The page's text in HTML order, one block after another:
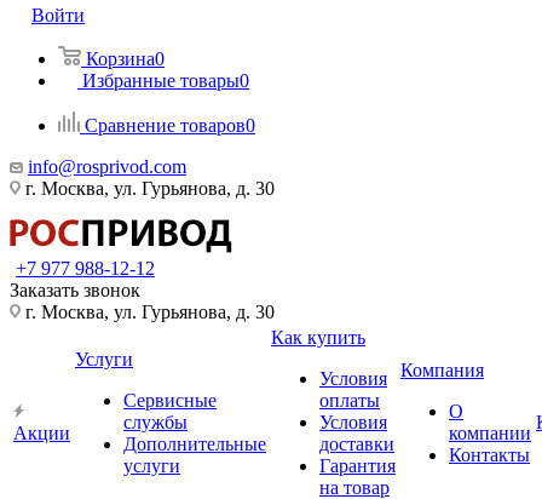
Войти
Корзина0
Избранные товары0
Сравнение товаров0
info@rosprivod.com
г. Москва, ул. Гурьянова, д. 30
+7 977 988-12-12
Заказать звонок
г. Москва, ул. Гурьянова, д. 30
Акции
Услуги
Сервисные
службы
Дополнительные
услуги
Как купить
Условия
оплаты
Условия
доставки
Гарантия
на товар
Компания
О
компании
Контакты